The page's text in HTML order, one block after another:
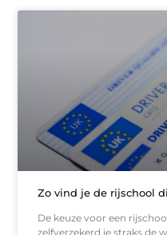
Zo vind je de rijschool
De keuze voor een
zelfverzekerd je straks de